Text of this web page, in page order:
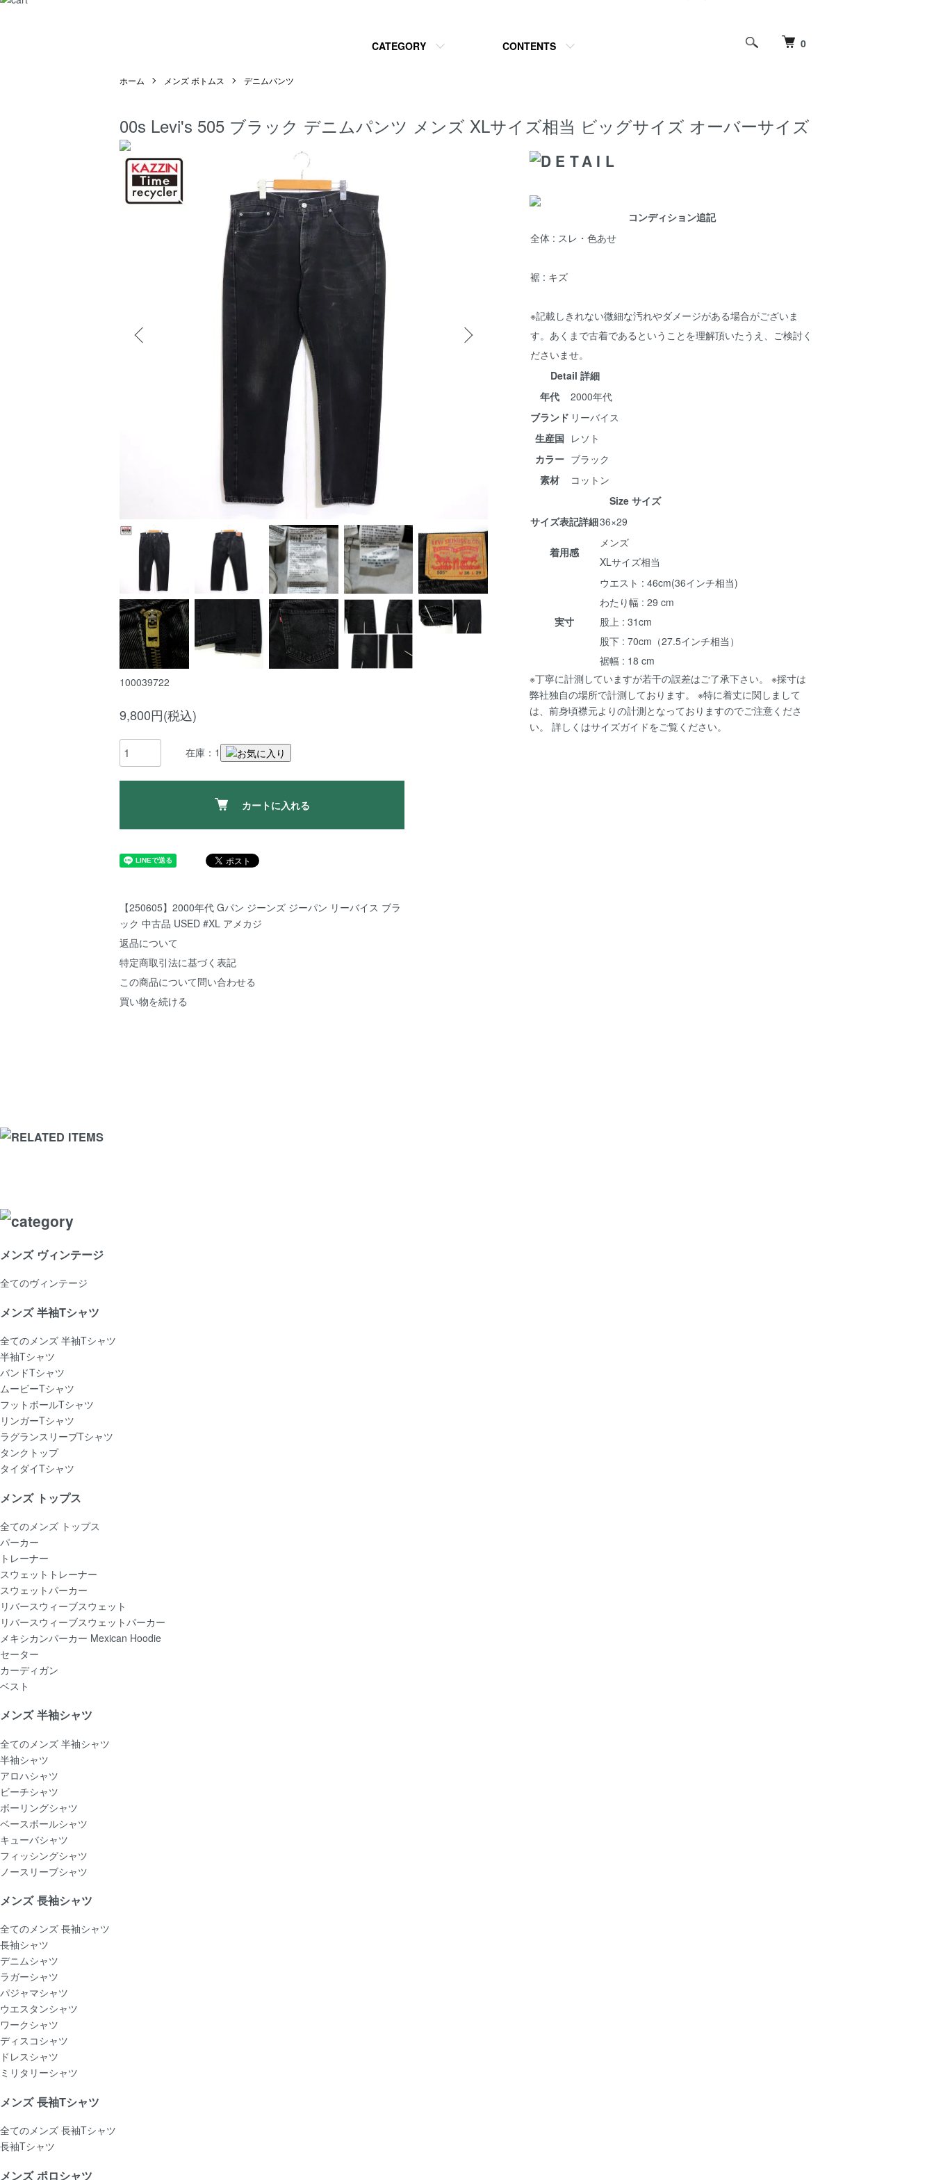
0
CATEGORY CONTENTS
ホーム メンズ ボトムス デニムパンツ
00s Levi's 505 ブラック デニムパンツ メンズ XLサイズ相当 ビッグサイズ オーバーサイズ
100039722
9,800円(税込)
在庫：1
カートに入れる
【250605】2000年代 Gパン ジーンズ ジーパン リーバイス ブラ
ック 中古品 USED #XL アメカジ
返品について
特定商取引法に基づく表記
この商品について問い合わせる
買い物を続ける
コンディション追記
全体 : スレ・色あせ
裾 : キズ
※記載しきれない微細な汚れやダメージがある場合がございま
す。あくまで古着であるということを理解頂いたうえ、ご検討く
ださいませ。
Detail 詳細
年代
2000年代
ブランド リーバイス
生産国 レソト
カラー ブラック
素材
コットン
Size サイズ
サイズ表記詳細36×29
着用感
メンズ
XLサイズ相当
実寸
ウエスト : 46cm(36インチ相当)
わたり幅 : 29 cm
股上 : 31cm
股下 : 70cm（27.5インチ相当）
裾幅 : 18 cm
※丁寧に計測していますが若干の誤差はご了承下さい。 ※採寸は
弊社独自の場所で計測しております。 ※特に着丈に関しまして
は、前身頃襟元よりの計測となっておりますのでご注意くださ
い。 詳しくはサイズガイドをご覧ください。
メンズ ヴィンテージ
全てのヴィンテージ
メンズ 半袖Tシャツ
全てのメンズ 半袖Tシャツ
半袖Tシャツ
バンドTシャツ
ムービーTシャツ
フットボールTシャツ
リンガーTシャツ
ラグランスリーブTシャツ
タンクトップ
タイダイTシャツ
メンズ トップス
全てのメンズ トップス
パーカー
トレーナー
スウェットトレーナー
スウェットパーカー
リバースウィーブスウェット
リバースウィーブスウェットパーカー
メキシカンパーカー Mexican Hoodie
セーター
カーディガン
ベスト
メンズ 半袖シャツ
全てのメンズ 半袖シャツ
半袖シャツ
アロハシャツ
ビーチシャツ
ボーリングシャツ
ベースボールシャツ
キューバシャツ
フィッシングシャツ
ノースリーブシャツ
メンズ 長袖シャツ
全てのメンズ 長袖シャツ
長袖シャツ
デニムシャツ
ラガーシャツ
パジャマシャツ
ウエスタンシャツ
ワークシャツ
ディスコシャツ
ドレスシャツ
ミリタリーシャツ
メンズ 長袖Tシャツ
全てのメンズ 長袖Tシャツ
長袖Tシャツ
メンズ ポロシャツ